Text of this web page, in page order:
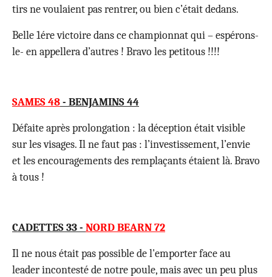
tirs ne voulaient pas rentrer, ou bien c’était dedans.
Belle 1ére victoire dans ce championnat qui – espérons-
le- en appellera d’autres ! Bravo les petitous !!!!
SAMES 48- BENJAMINS 44
Défaite après prolongation : la déception était visible
sur les visages. Il ne faut pas : l’investissement, l’envie
et les encouragements des remplaçants étaient là. Bravo
à tous !
CADETTES 33 - NORD BEARN 72
Il ne nous était pas possible de l'emporter face au
leader incontesté de notre poule, mais avec un peu plus